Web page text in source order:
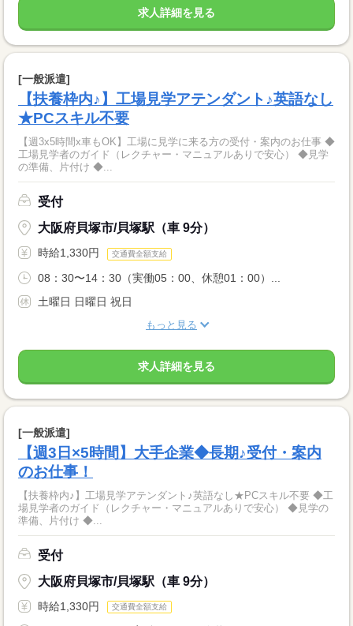
求人詳細を見る
[一般派遣]
【扶養枠内♪】工場見学アテンダント♪英語なし
★PCスキル不要
【週3x5時間x車もOK】工場に見学に来る方の受付・案内のお仕事 ◆
工場見学者のガイド（レクチャー・マニュアルありで安心） ◆見学
の準備、片付け ◆...
受付
大阪府貝塚市/貝塚駅（車 9分）
時給1,330円 交通費全額支給
08：30〜14：30（実働05：00、休憩01：00）...
土曜日 日曜日 祝日
もっと見る
求人詳細を見る
[一般派遣]
【週3日×5時間】大手企業◆長期♪受付・案内
のお仕事！
【扶養枠内♪】工場見学アテンダント♪英語なし★PCスキル不要 ◆工
場見学者のガイド（レクチャー・マニュアルありで安心） ◆見学の
準備、片付け ◆...
受付
大阪府貝塚市/貝塚駅（車 9分）
時給1,330円 交通費全額支給